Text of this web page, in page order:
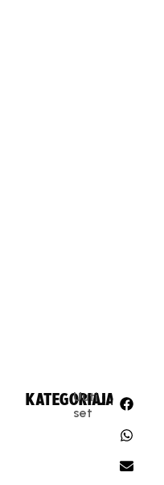
KATEGORIA:
Uuti
set
JAA: